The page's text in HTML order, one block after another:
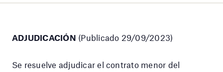
ADJUDICACIÓN (Publicado 29/09/2023)
Se resuelve adjudicar el contrato menor del